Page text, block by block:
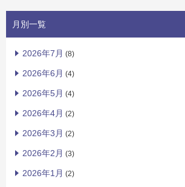
月別一覧
2026年7月 (8)
2026年6月 (4)
2026年5月 (4)
2026年4月 (2)
2026年3月 (2)
2026年2月 (3)
2026年1月 (2)